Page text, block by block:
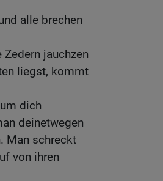
alle brechen
jauchzen
liegst, kommt
dich
deinetwegen
Man schreckt
von ihren